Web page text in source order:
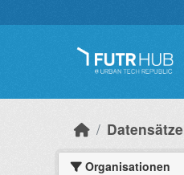
Datensätze
Organisationen